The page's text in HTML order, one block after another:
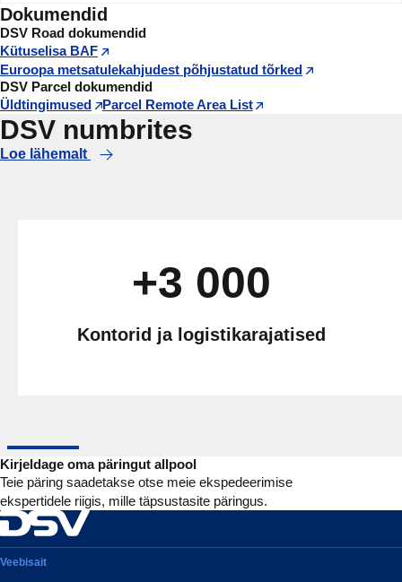
Dokumendid
DSV Road dokumendid
Kütuselisa BAF
Euroopa metsatulekahjudest põhjustatud tõrked
DSV Parcel dokumendid
Üldtingimused
Parcel Remote Area List
DSV numbrites
Loe lähemalt
+3 000
Kontorid ja logistikarajatised
Kirjeldage oma päringut allpool
Teie päring saadetakse otse meie ekspedeerimise
ekspertidele riigis, mille täpsustasite päringus.
Veebisait